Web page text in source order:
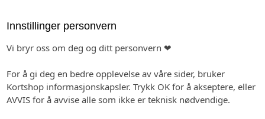
Forhåndsvisning etter 1-2 dager. Produksjon 2-3 dager etter godkjenning.
MATCHENDE PRODUKTER:
Innstillinger personvern
Vi bryr oss om deg og ditt personvern ❤
For å gi deg en bedre opplevelse av våre sider, bruker
Kortshop informasjonskapsler. Trykk OK for å akseptere, eller
AVVIS for å avvise alle som ikke er teknisk nødvendige.